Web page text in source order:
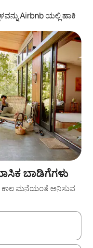
Airbnb ಯಲ್ಲಿ ಹಾಕಿ
ಬಾಡಿಗೆಗಳು
ಕಾಲ ಮನೆಯಂತೆ ಅನಿಸುವ
ಡೌನ್ ಬಾಣದ ಕೀಲಿಗಳೊಂದಿಗೆ